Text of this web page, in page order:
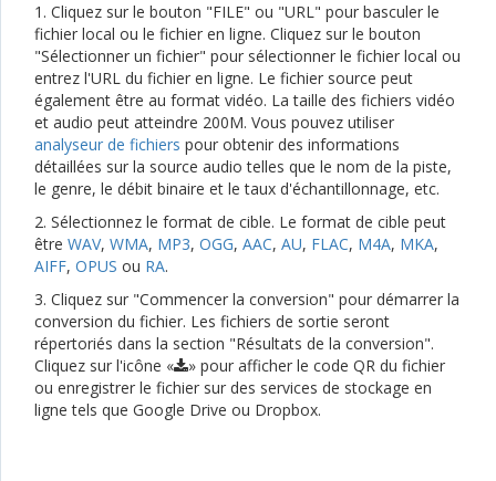
1. Cliquez sur le bouton "FILE" ou "URL" pour basculer le
fichier local ou le fichier en ligne. Cliquez sur le bouton
"Sélectionner un fichier" pour sélectionner le fichier local ou
entrez l'URL du fichier en ligne. Le fichier source peut
également être au format vidéo. La taille des fichiers vidéo
et audio peut atteindre 200M. Vous pouvez utiliser
analyseur de fichiers pour obtenir des informations
détaillées sur la source audio telles que le nom de la piste,
le genre, le débit binaire et le taux d'échantillonnage, etc.
2. Sélectionnez le format de cible. Le format de cible peut
être WAV, WMA, MP3, OGG, AAC, AU, FLAC, M4A, MKA,
AIFF, OPUS ou RA.
3. Cliquez sur "Commencer la conversion" pour démarrer la
conversion du fichier. Les fichiers de sortie seront
répertoriés dans la section "Résultats de la conversion".
Cliquez sur l'icône «
» pour afficher le code QR du fichier
ou enregistrer le fichier sur des services de stockage en
ligne tels que Google Drive ou Dropbox.